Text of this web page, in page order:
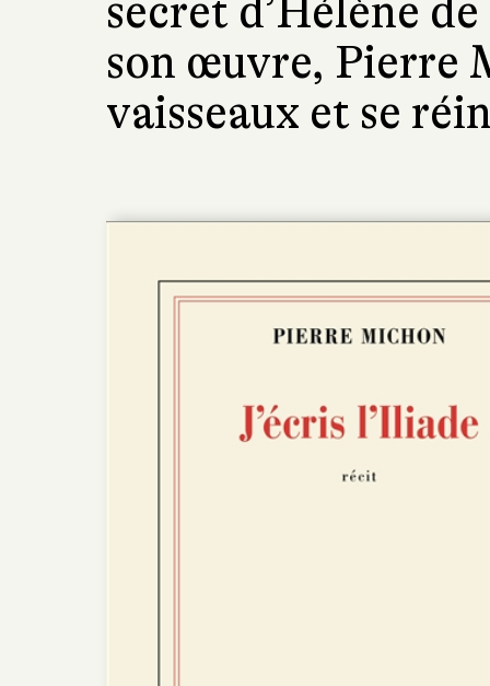
secret d’Hélène
son œuvre, Pierre
vaisseaux et se